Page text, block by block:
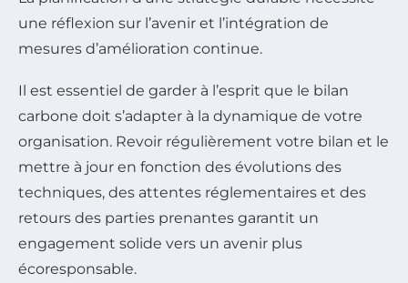
une réflexion sur l’avenir et l’intégration de
mesures d’amélioration continue.
Il est essentiel de garder à l’esprit que le bilan
carbone doit s’adapter à la dynamique de votre
organisation. Revoir régulièrement votre bilan et le
mettre à jour en fonction des évolutions des
techniques, des attentes réglementaires et des
retours des parties prenantes garantit un
engagement solide vers un avenir plus
écoresponsable.